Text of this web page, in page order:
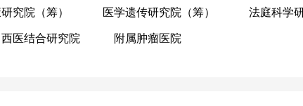
究院（筹） 医学遗传研究院（筹） 法庭科学
医结合研究院 附属肿瘤医院